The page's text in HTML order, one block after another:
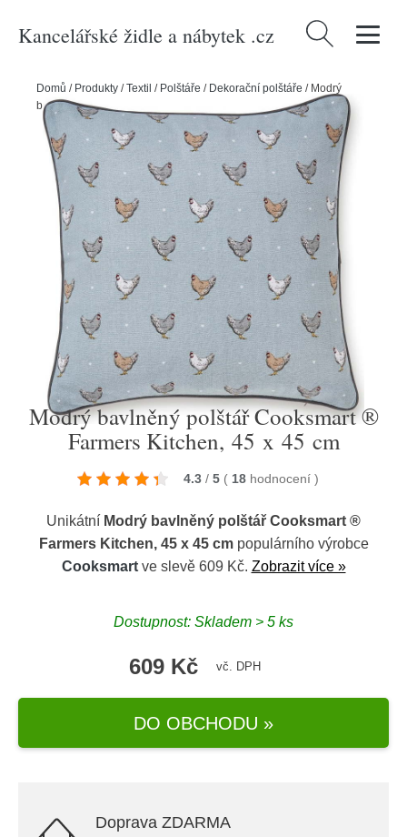
Kancelářské židle a nábytek .cz Vyhledávání
Domů / Produkty /Textil / Polštáře / Dekorační polštáře / Modrý
bavlněný polštář Cooksmart ® Farmers Kitchen, 45 x 45 cm
Modrý bavlněný polštář Cooksmart ®
Farmers Kitchen, 45 x 45 cm
4.3 / 5 ( 18 hodnocení )
Unikátní Modrý bavlněný polštář Cooksmart ®
Farmers Kitchen, 45 x 45 cmpopulárního výrobce
Cooksmartve slevě 609 Kč. Zobrazit více »
Dostupnost: Skladem > 5 ks
609 Kč vč. DPH
DO OBCHODU »
Doprava ZDARMA